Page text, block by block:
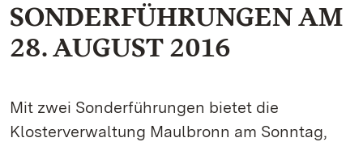
SONDERFÜHRUNGEN AM
28. AUGUST 2016
Mit zwei Sonderführungen bietet die
Klosterverwaltung Maulbronn am Sonntag,